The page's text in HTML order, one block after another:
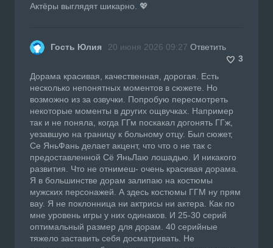
Актёры выглядят шикарно. 💖
Гость Юлия 20 июня 2026 09:27 Ответить
3
Дорама красивая, качественная, дорогая. Есть
несколько непонятных моментов в сюжете. Но
возможно из за озвучки. Попробую пересмотреть
некоторые моменты в других ощвучках. Например
так и не поняла, когда ГГм поскакал догонять ГГж,
уезавшую на границу к больному отцу. Был сюжет,
Се ЯньФань делает акцент, что что о не так с
предоставленной Сё ЯньЛаю лошадью. И никакого
развития. Что не отнимеш- очень красивая дорама.
Я в большинстве дорам залипаю на костюмы
мужских персонажей. А здесь костюмы ГГМ ну прям
вау. Я не поклонница ни актрисы ни актера. Как по
мне уровень игры у них одинаков. И 25-30 серий
оптимальный размер для дорам. 40 серийные
тяжело заставить себя досматривать. Не